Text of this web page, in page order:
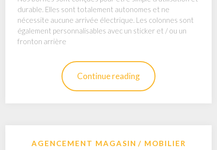
durable. Elles sont totalement autonomes et ne
nécessite aucune arrivée électrique. Les colonnes sont
également personnalisables avec un sticker et / ou un
fronton arrière
Continue reading
AGENCEMENT MAGASIN
MOBILIER